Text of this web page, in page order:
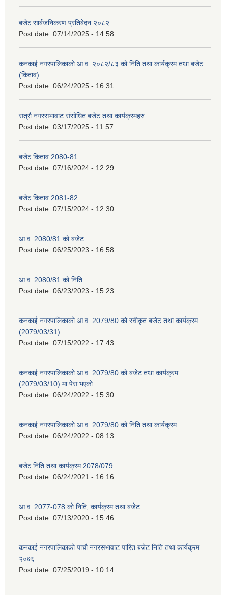
बजेट सार्बजनिकरण प्रतिबेदन २०८२
Post date: 07/14/2025 - 14:58
कनकाई नगरपालिकाको आ.व. २०८२/८३ को निति तथा कार्यक्रम तथा बजेट
(किताव)
Post date: 06/24/2025 - 16:31
सत्रौ नगरसभावाट संसोधित बजेट तथा कार्यक्रमहरु
Post date: 03/17/2025 - 11:57
बजेट किताव 2080-81
Post date: 07/16/2024 - 12:29
बजेट किताव 2081-82
Post date: 07/15/2024 - 12:30
आ.व. 2080/81 को बजेट
Post date: 06/25/2023 - 16:58
आ.व. 2080/81 को निति
Post date: 06/23/2023 - 15:23
कनकाई नगरपालिकाको आ.व. 2079/80 को स्वीकृत बजेट तथा कार्यक्रम
(2079/03/31)
Post date: 07/15/2022 - 17:43
कनकाई नगरपालिकाको आ.व. 2079/80 को बजेट तथा कार्यक्रम
(2079/03/10) मा पेस भएको
Post date: 06/24/2022 - 15:30
कनकाई नगरपालिकाको आ.व. 2079/80 को निति तथा कार्यक्रम
Post date: 06/24/2022 - 08:13
बजेट निति तथा कार्यक्रम 2078/079
Post date: 06/24/2021 - 16:16
आ.व. 2077-078 को निति, कार्यक्रम तथा बजेट
Post date: 07/13/2020 - 15:46
कनकाई नगरपालिकाको पाचौ नगरसभावाट पारित बजेट निति तथा कार्यक्रम
२०७६
Post date: 07/25/2019 - 10:14